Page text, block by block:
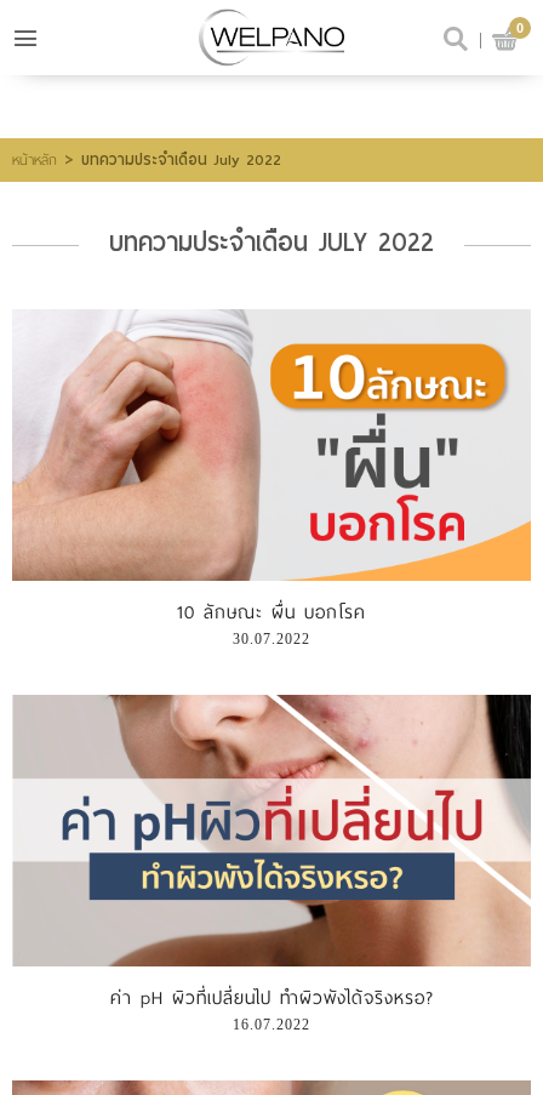
สินค้าที่สนใจ(0)
@welpano
ขั้นตอนการสั่งซื้อ
โปรโมชั่น
รีวิวผู้ใช้จริง
0
หน้าหลัก > บทความประจำเดือน July 2022
บทความประจำเดือน JULY 2022
10 ลักษณะ ผื่น บอกโรค
30.07.2022
ค่า pH ผิวที่เปลี่ยนไป ทำผิวพังได้จริงหรอ?
16.07.2022